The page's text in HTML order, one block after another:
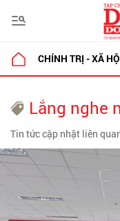
CHÍNH TRỊ - XÃ
Lắng nghe
Tin tức cập nhật liên